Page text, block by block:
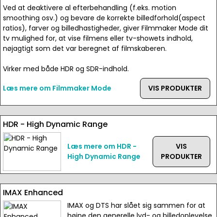
Ved at deaktivere al efterbehandling (f.eks. motion
smoothing osv.) og bevare de korrekte billedforhold(aspect
ratios), farver og billedhastigheder, giver Filmmaker Mode dit
tv mulighed for, at vise filmens eller tv-showets indhold,
nøjagtigt som det var beregnet af filmskaberen.
Virker med både HDR og SDR-indhold.
Læs mere om Filmmaker Mode
VIS PRODUKTER
HDR - High Dynamic Range
Læs mere om HDR -
High Dynamic Range
VIS
PRODUKTER
IMAX Enhanced
IMAX og DTS har slået sig sammen for at